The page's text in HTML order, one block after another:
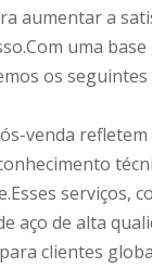
aumentar a
uma
os
venda
serviços,
aço de alta
clientes